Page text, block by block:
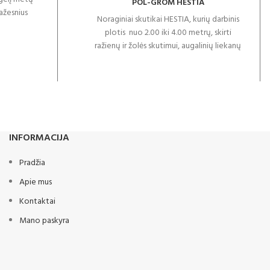
Noraginiai skutikai HESTIA, kurių darbinis
plotis nuo 2.00 iki 4.00 metrų, skirti
ražienų ir žolės skutimui, augalinių liekanų
INFORMACIJA
Pradžia
Apie mus
Kontaktai
Mano paskyra